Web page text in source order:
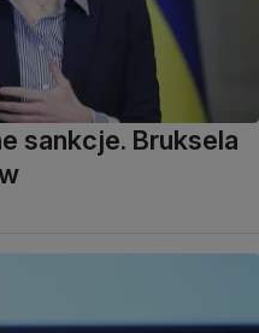
sankcje. Bruksela